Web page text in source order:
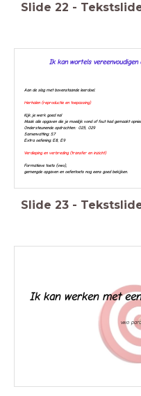
Slide 22 -
Ik kan wortels
Aan de slag met bovenstaande leerdoel.
Herhalen (reproductie en toepassing)
Kijk je werk goed na!
Maak alle opgaven die je moeilijk vond of fout had gemaakt
Ondersteunende opdrachten: O25, O29
Samenvatting: S7
Extra oefening: E8, E9
Verdieping en verbreding (transfer en inzicht)
Formatieve toets (vwo),
gemengde opgaven en oefentoets nog eens goed bekijken.
Slide 23 -
Ik kan werken met
vwo